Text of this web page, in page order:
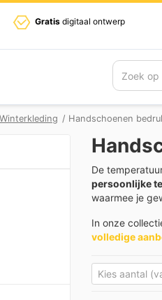
Gratis digitaal ontwerp
Zoek
Winterkleding / Handschoenen
De
persoonlijke
waarmee je
In onze
volledige